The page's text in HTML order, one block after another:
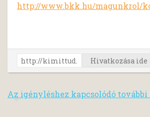
http://www.bkk.hu/magunkrol/
Hivatkozása ide
Az igényléshez kapcsolódó további